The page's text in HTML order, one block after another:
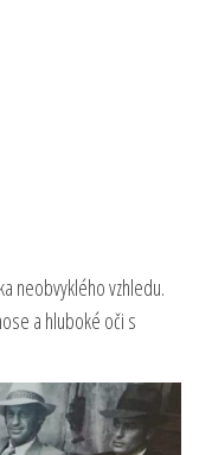
neobvyklého vzhledu.
a hluboké oči s